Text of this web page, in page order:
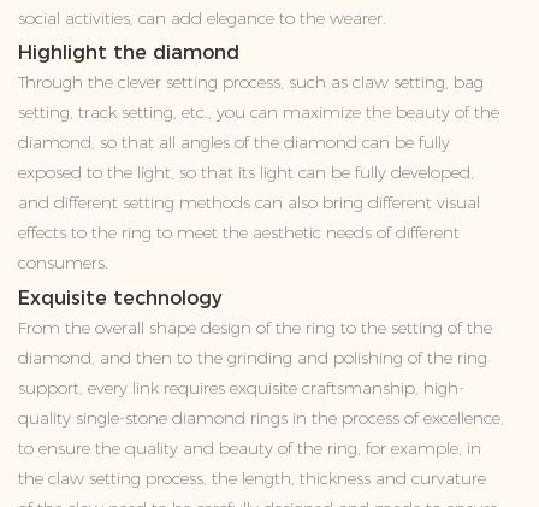
social activities, can add elegance to the wearer.
Highlight the diamond
Through the clever setting process, such as claw setting, bag
setting, track setting, etc., you can maximize the beauty of the
diamond, so that all angles of the diamond can be fully
exposed to the light, so that its light can be fully developed,
and different setting methods can also bring different visual
effects to the ring to meet the aesthetic needs of different
consumers.
Exquisite technology
From the overall shape design of the ring to the setting of the
diamond, and then to the grinding and polishing of the ring
support, every link requires exquisite craftsmanship, high-
quality single-stone diamond rings in the process of excellence,
to ensure the quality and beauty of the ring, for example, in
the claw setting process, the length, thickness and curvature